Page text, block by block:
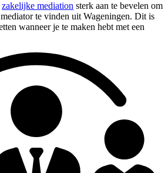
zakelijke mediation sterk aan te bevelen om
te vinden uit Wageningen. Dit is
wanneer je te maken hebt met een